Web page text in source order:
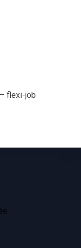
flexi-job